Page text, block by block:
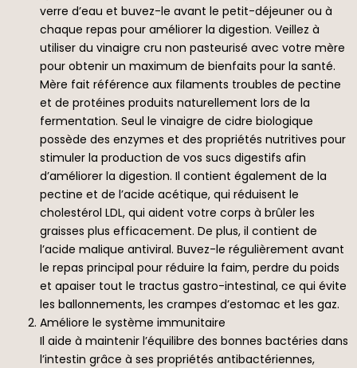
verre d’eau et buvez-le avant le petit-déjeuner ou à
chaque repas pour améliorer la digestion. Veillez à
utiliser du vinaigre cru non pasteurisé avec votre mère
pour obtenir un maximum de bienfaits pour la santé.
Mère fait référence aux filaments troubles de pectine
et de protéines produits naturellement lors de la
fermentation. Seul le vinaigre de cidre biologique
possède des enzymes et des propriétés nutritives pour
stimuler la production de vos sucs digestifs afin
d’améliorer la digestion. Il contient également de la
pectine et de l’acide acétique, qui réduisent le
cholestérol LDL, qui aident votre corps à brûler les
graisses plus efficacement. De plus, il contient de
l’acide malique antiviral. Buvez-le régulièrement avant
le repas principal pour réduire la faim, perdre du poids
et apaiser tout le tractus gastro-intestinal, ce qui évite
les ballonnements, les crampes d’estomac et les gaz.
Améliore le système immunitaire
Il aide à maintenir l’équilibre des bonnes bactéries dans
l’intestin grâce à ses propriétés antibactériennes,